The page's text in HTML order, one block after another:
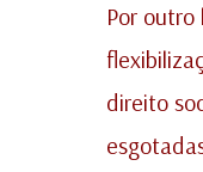
Por
direito